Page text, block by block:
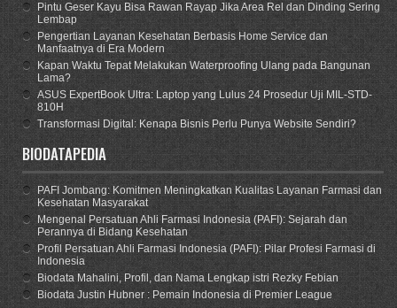
Pintu Geser Kayu Bisa Rawan Rayap Jika Area Rel dan Dinding Sering
Lembap
Pengertian Layanan Kesehatan Berbasis Home Service dan
Manfaatnya di Era Modern
Kapan Waktu Tepat Melakukan Waterproofing Ulang pada Bangunan
Lama?
ASUS ExpertBook Ultra: Laptop yang Lulus 24 Prosedur Uji MIL-STD-
810H
Transformasi Digital: Kenapa Bisnis Perlu Punya Website Sendiri?
BIODATAPEDIA
PAFI Jombang: Komitmen Meningkatkan Kualitas Layanan Farmasi dan
Kesehatan Masyarakat
Mengenal Persatuan Ahli Farmasi Indonesia (PAFI): Sejarah dan
Perannya di Bidang Kesehatan
Profil Persatuan Ahli Farmasi Indonesia (PAFI): Pilar Profesi Farmasi di
Indonesia
Biodata Mahalini, Profil, dan Nama Lengkap istri Rezky Febian
Biodata Justin Hubner : Pemain Indonesia di Premier League